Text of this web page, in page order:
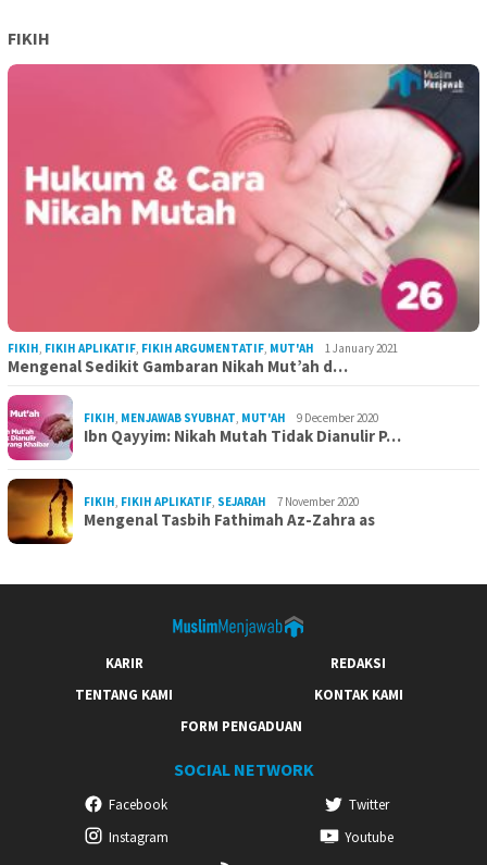
FIKIH
FIKIH, FIKIH APLIKATIF, FIKIH ARGUMENTATIF, MUT'AH 1 January 2021
Mengenal Sedikit Gambaran Nikah Mut’ah d…
FIKIH, MENJAWAB SYUBHAT, MUT'AH 9 December 2020
Ibn Qayyim: Nikah Mutah Tidak Dianulir P…
FIKIH, FIKIH APLIKATIF, SEJARAH 7 November 2020
Mengenal Tasbih Fathimah Az-Zahra as
KARIR
REDAKSI
TENTANG KAMI
KONTAK KAMI
FORM PENGADUAN
SOCIAL NETWORK
Facebook
Twitter
Instagram
Youtube